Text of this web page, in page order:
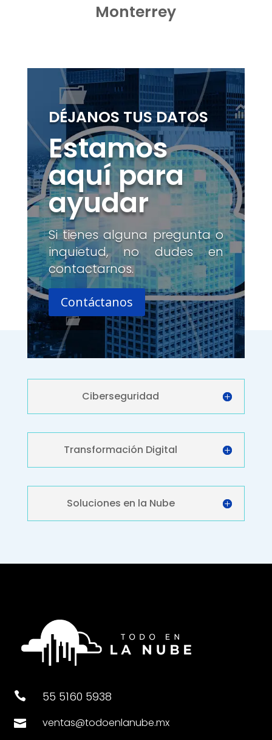
Monterrey
DÉJANOS TUS DATOS
Estamos
aquí para
ayudar
Si tienes alguna pregunta o
inquietud, no dudes en
contactarnos.
Contáctanos
Ciberseguridad
Transformación Digital
Soluciones en la Nube
 55 5160 5938
 ventas@todoenlanube.mx